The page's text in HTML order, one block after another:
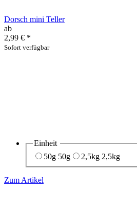
Dorsch mini Teller
ab
2,99 € *
Sofort verfügbar
Einheit
50g 50g 2,5kg 2,5kg
Zum Artikel